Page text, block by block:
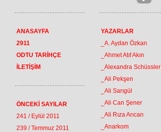
ANASAYFA
2911
ODTU TARİHÇE
İLETİŞİM
ÖNCEKİ SAYILAR
241 / Eylül 2011
239 / Temmuz 2011
YAZARLAR
_A. Aydan Özkan
_Ahmet Atıf Akın
_Alexandra Schüssler
_Ali Pekşen
_Ali Sarıgül
_Ali Can Şener
_Ali Rıza Arıcan
_Anarkom